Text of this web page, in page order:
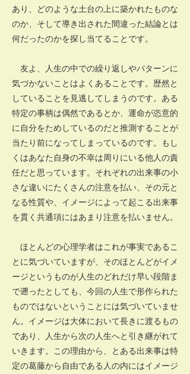
あり、どのような土台の上に築かれたものな
のか、そして導き出された間違った結論とは
何だったのかを探し当てることです。
友よ、人生の中での繰り返しやパターンに
気づかないことはよくあることです。歴然と
していることを見逃してしまうのです。ある
特定の事柄は偶然であるとか、運命が恣意的
に自分をためしているのだと推測することが
当たり前になってしまっているのです。もし
くはあなた自身の不幸は周りにいる他人の責
任だと思っています。それぞれの出来事の小
さな違いにたくさんの注意を払い、その元と
なる性質や、イメージによって起こる出来事
を貫く共通項にはあまり注意を払いません。
ほとんどの心理学者はこれが事実であるこ
とに気づいていますが、そのほとんどがイメ
ージというものが人生のどれだけ早い段階ま
で遡ったとしても、今回の人生で形作られた
ものではないということには気づいていませ
ん。イメージは大体において長きに渡るもの
であり、人生から次の人生へと引き継がれて
いきます。この理由から、とある出来事は特
定の葛藤から自由である人の内にはイメージ